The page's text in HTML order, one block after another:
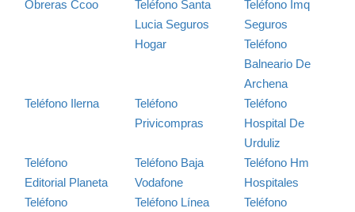
Obreras Ccoo
Teléfono Santa
Lucia Seguros
Hogar
Teléfono Imq
Seguros
Teléfono
Balneario De
Archena
Teléfono Ilerna
Teléfono
Privicompras
Teléfono
Hospital De
Urduliz
Teléfono
Editorial Planeta
Teléfono Baja
Vodafone
Teléfono Hm
Hospitales
Teléfono
Teléfono Línea
Teléfono